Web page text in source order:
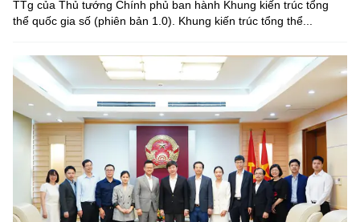
TTg của Thủ tướng Chính phủ ban hành Khung kiến trúc tổng
thể quốc gia số (phiên bản 1.0). Khung kiến trúc tổng thể...